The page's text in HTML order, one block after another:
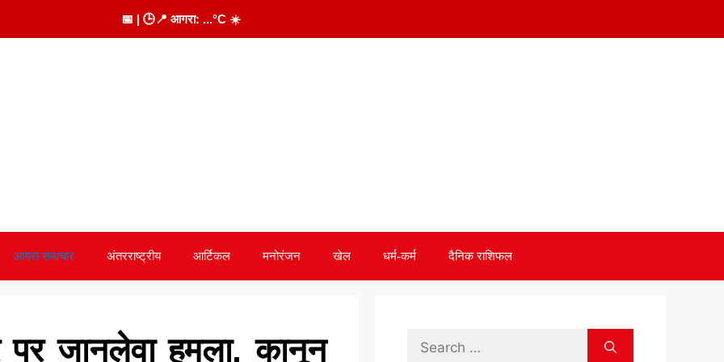
📅 | 🕒📍 आगरा: ...°C ☀️
आगरा समाचार अंतरराष्ट्रीय आर्टिकल मनोरंजन खेल धर्म-कर्म दैनिक राशिफल
जानलेवा हमला, कानून
Search